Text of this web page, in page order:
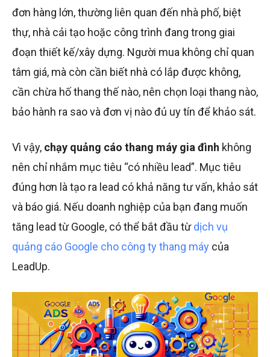
đơn hàng lớn, thường liên quan đến nhà phố, biệt
thự, nhà cải tạo hoặc công trình đang trong giai
đoạn thiết kế/xây dựng. Người mua không chỉ quan
tâm giá, mà còn cần biết nhà có lắp được không,
cần chừa hố thang thế nào, nên chọn loại thang nào,
bảo hành ra sao và đơn vị nào đủ uy tín để khảo sát.
Vì vậy, chạy quảng cáo thang máy gia đình không
nên chỉ nhắm mục tiêu “có nhiều lead”. Mục tiêu
đúng hơn là tạo ra lead có khả năng tư vấn, khảo sát
và báo giá. Nếu doanh nghiệp của bạn đang muốn
tăng lead từ Google, có thể bắt đầu từdịch vụ
quảng cáo Google cho công ty thang máy của
LeadUp.